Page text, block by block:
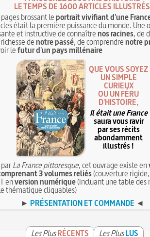
LE TEMPS DE 1600 ARTICLES ILLUSTRÉS
brossant leportrait vivifiant d'une
était la première puissance du monde. Une
et instructive de connaîtrenos racines, de
denotre passé, de comprendrenotre
lefutur d'un pays millénaire
QUE VOUS SOYEZ
UN SIMPLE
CURIEUX
OU UN FÉRU
D'HISTOIRE,
Il était une France
saura vous ravir
par ses récits
abondamment
illustrés !
La France pittoresque, cet ouvrage existe en
3 volumes reliés(couverture
enversion numérique(incluant une table des
thématique cliquables)
► PRÉSENTATION ET COMMANDE ◄
Les PlusRÉCENTS Les PlusLUS